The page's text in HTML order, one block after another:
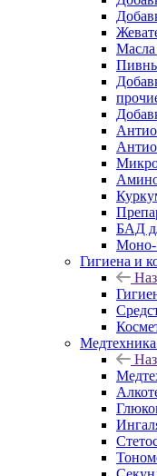
Масла
БАД
Моно-
Гигиена и
Медтехника